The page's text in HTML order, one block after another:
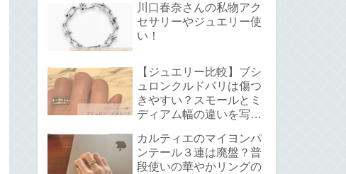
て。
川口春奈さんの私物アク
セサリーやジュエリー使
い！
【ジュエリー比較】ブシ
ュロンクルドパリは傷つ
きやすい？スモールとミ
ディアム幅の違いを写真
カルティエのマイヨンパ
ンテール３連は廃盤？普
段使いの華やかリングの